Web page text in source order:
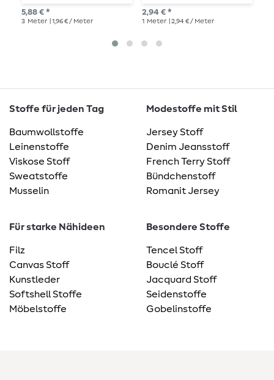
Länge – metallisiert
5,88 € *
3 Meter | 1,96 € / Meter
Länge - metallisiert
2,94 € *
1 Meter | 2,94 € / Meter
Stoffe für jeden Tag
Baumwollstoffe
Leinenstoffe
Viskose Stoff
Sweatstoffe
Musselin
Modestoffe mit Stil
Jersey Stoff
Denim Jeansstoff
French Terry Stoff
Bündchenstoff
Romanit Jersey
Für starke Nähideen
Filz
Canvas Stoff
Kunstleder
Softshell Stoffe
Möbelstoffe
Besondere Stoffe
Tencel Stoff
Bouclé Stoff
Jacquard Stoff
Seidenstoffe
Gobelinstoffe